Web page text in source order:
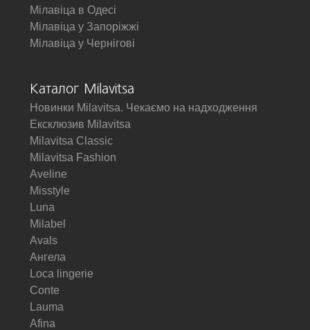
Мілавіца в Одесі
Мілавіца у Запоріжжі
Мілавіца у Чернігові
Каталог Milavitsa
Новинки Milavitsa. Чекаємо на надходження
Ексклюзив Milavitsa
Milavitsa Classic
Milavitsa Fashion
Aveline
Misstyle
Luna
Milabel
Avals
Ангела
Loca lingerie
Conte
Lauma
Afina